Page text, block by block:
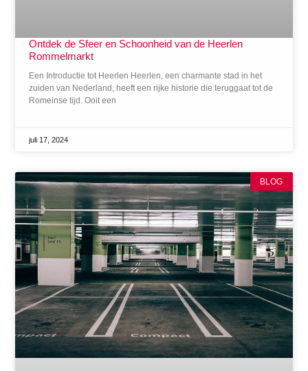
Ontdek de Sfeer en Schoonheid van de Heerlen
Rommelmarkt
Een Introductie tot Heerlen Heerlen, een charmante stad in het
zuiden van Nederland, heeft een rijke historie die teruggaat tot de
Romeinse tijd. Ooit een
juli 17, 2024
BLOG